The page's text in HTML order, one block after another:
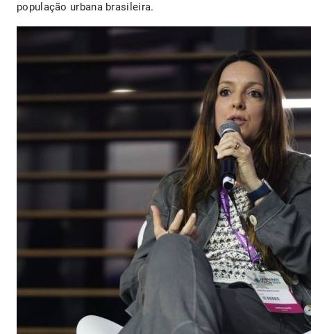
população urbana brasileira.